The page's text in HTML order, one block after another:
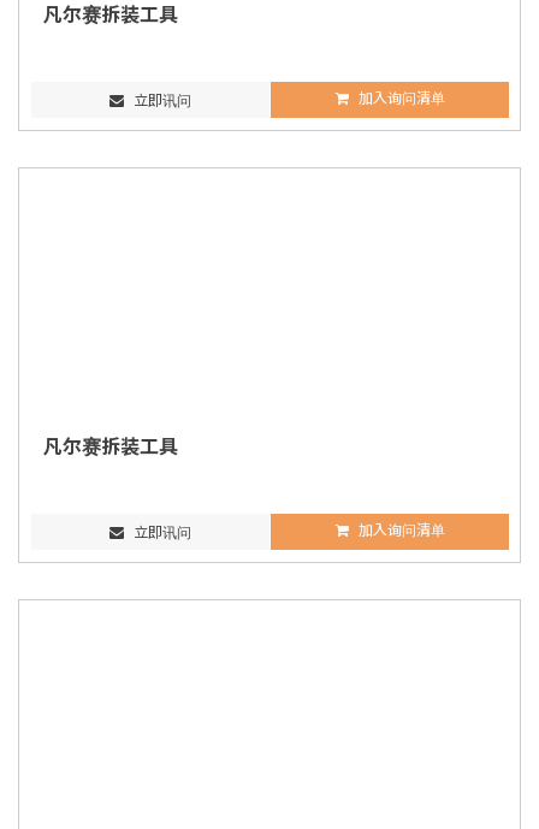
凡尔赛拆装工具
立即讯问 加入询问清单
凡尔赛拆装工具
立即讯问 加入询问清单